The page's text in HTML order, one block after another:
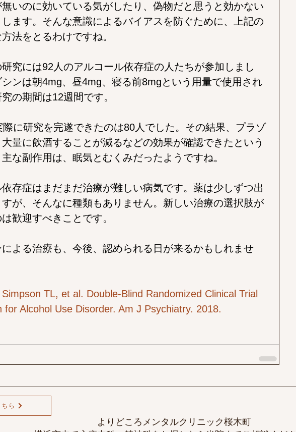
無いのに効いている気がしたり、偽物だと思うと効かない
ます。そんな意識によるバイアスを防ぐために、上記の
法をとるわけですね。
究には92人のアルコール依存症の人たちが参加しまし
ンは朝4mg、昼4mg、寝る前8mgという用量で使用され
の期間は12週間です。
際に研究を完遂できたのは80人でした。その結果、プラゾ
量に飲酒することが減るなどの効果が確認できたという
な副作用は、眠気とむくみだったようですね。
存症はまだまだ治療が難しい病気です。薬は少しずつ出
が、そんなに種類もありません。新しい治療の選択肢が
歓迎すべきことです。
よる治療も、今後、認められる日が来るかもしれませ
Simpson TL, et al. Double-Blind Randomized Clinical Trial
for Alcohol Use Disorder. Am J Psychiatry. 2018.
ら
よりどころメンタルクリニック桜木町​